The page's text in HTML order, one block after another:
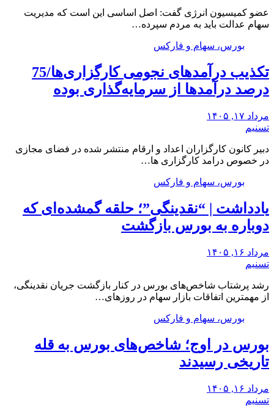
عضو کمیسیون انرژی گفت: اصل اساسی این است که مدیریت
سهام عدالت باید به مردم سپرده…
بورس، سهام و فارکس
تکذیب درآمدهای نجومی کارگزاری‌ها/75
درصد درآمدها از سرمایه‌گذاری بوده
مرداد ۱۷, ۱۴۰۵
تسنیم
دبیر کانون کارگزاران اعداد و ارقام منتشر شده در فضای مجازی
در خصوص درامد کارگزاری ها…
بورس، سهام و فارکس
یادداشت | “نقدینگی”؛ حلقه گمشده‌ای که
دوباره به بورس بازگشت
مرداد ۱۶, ۱۴۰۵
تسنیم
رشد پرشتاب شاخص‌های بورس در کنار بازگشت جریان نقدینگی،
از مهمترین اتفاقات بازار سهام در روزهای…
بورس، سهام و فارکس
بورس در اوج؛ شاخص‌های بورس به قله
تاریخی رسیدند
مرداد ۱۶, ۱۴۰۵
تسنیم